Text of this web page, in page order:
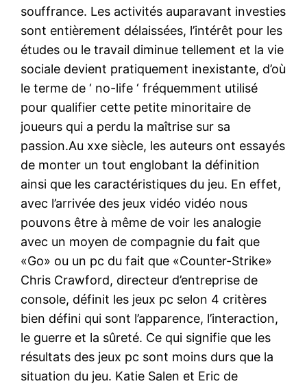
souffrance. Les activités auparavant investies
sont entièrement délaissées, l’intérêt pour les
études ou le travail diminue tellement et la vie
sociale devient pratiquement inexistante, d’où
le terme de ‘ no-life ‘ fréquemment utilisé
pour qualifier cette petite minoritaire de
joueurs qui a perdu la maîtrise sur sa
passion.Au xxe siècle, les auteurs ont essayés
de monter un tout englobant la définition
ainsi que les caractéristiques du jeu. En effet,
avec l’arrivée des jeux vidéo vidéo nous
pouvons être à même de voir les analogie
avec un moyen de compagnie du fait que
«Go» ou un pc du fait que «Counter-Strike»
Chris Crawford, directeur d’entreprise de
console, définit les jeux pc selon 4 critères
bien défini qui sont l’apparence, l’interaction,
le guerre et la sûreté. Ce qui signifie que les
résultats des jeux pc sont moins durs que la
situation du jeu. Katie Salen et Eric de